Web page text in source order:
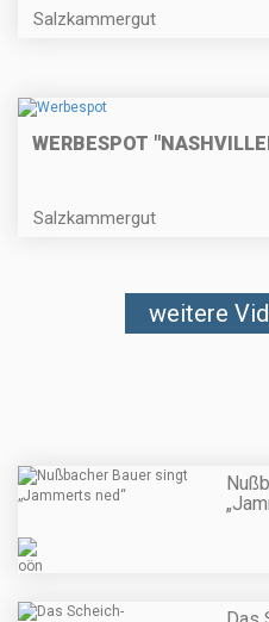
Salzkammergut
WERBESPOT
Salzkammergut
weitere